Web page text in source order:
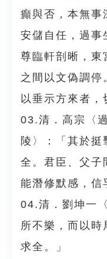
癲與否，本無事
安儲自任，過事
尊臨軒剖晰，東
之間以文偽調停
以垂示方來者，
03.清．高宗〈
陵〉：「其於挺
全。君臣、父子
能潛修默感，信
04.清．劉坤一
所不樂，而以時
求全。」